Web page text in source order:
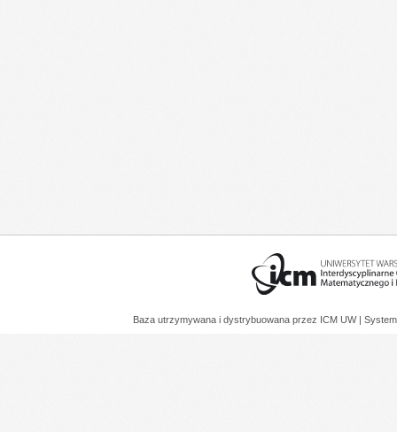
Baza utrzymywana i dystrybuowana przez ICM UW |